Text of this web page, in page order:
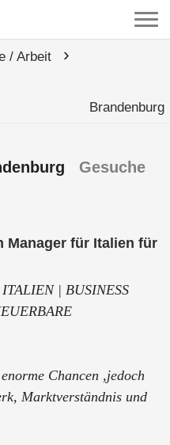
/ Arbeit ›
Brandenburg
Gesuche
Manager für Italien für
| BUSINESS
Chancen ,jedoch
Marktverständnis und